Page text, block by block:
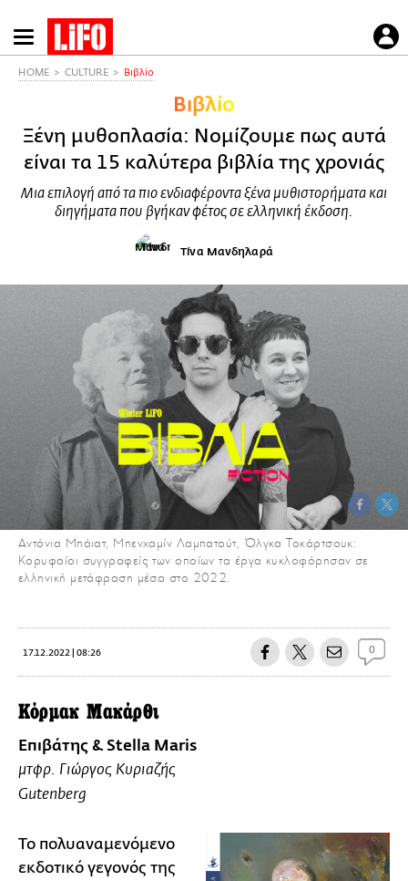
Παράκαμψη
προς
HOME CULTURE Βιβλίο
Βιβλίο
Ξένη μυθοπλασία: Νομίζουμε πως αυτά
είναι τα 15 καλύτερα βιβλία της χρονιάς
Μια επιλογή από τα πιο ενδιαφέροντα ξένα μυθιστορήματα και
διηγήματα που βγήκαν φέτος σε ελληνική έκδοση.
Τίνα Μανδηλαρά
Αντόνια Μπάιατ, Μπενχαμίν Λαμπατούτ, Όλγκα Τοκάρτσουκ:
Κορυφαίοι συγγραφείς των οποίων τα έργα κυκλοφόρησαν σε
ελληνική μετάφραση μέσα στο 2022.
17.12.2022 | 08:26 0
Κόρμακ Μακάρθι
Επιβάτης & Stella Maris
μτφρ. Γιώργος Κυριαζής
Gutenberg
Το πολυαναμενόμενο
εκδοτικό γεγονός της